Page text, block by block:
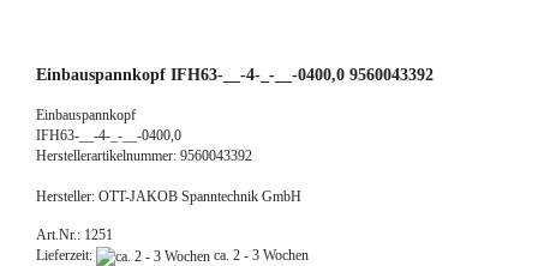
Einbauspannkopf IFH63-__-4-_-__-0400,0 9560043392
Einbauspannkopf
IFH63-__-4-_-__-0400,0
Herstellerartikelnummer: 9560043392
Hersteller: OTT-JAKOB Spanntechnik GmbH
Art.Nr.: 1251
Lieferzeit:
ca. 2 - 3 Wochen